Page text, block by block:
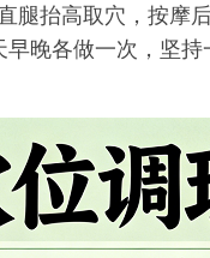
腿抬高取穴，按摩
晚各做一次，坚